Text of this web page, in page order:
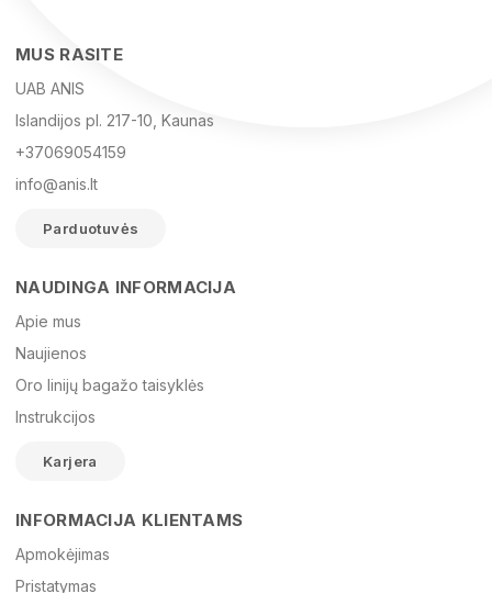
El. paštas
Žinutė
MUS RASITE
UAB ANIS
Islandijos pl. 217-10, Kaunas
+37069054159
info@anis.lt
Parduotuvės
NAUDINGA INFORMACIJA
Apie mus
Naujienos
Oro linijų bagažo taisyklės
Instrukcijos
Karjera
INFORMACIJA KLIENTAMS
Apmokėjimas
Pristatymas